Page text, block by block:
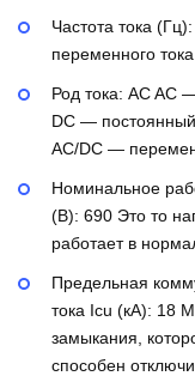
Частота тока (Гц):
переменного
Род тока: ACAC
DC — постоянный
AC/DC —
Номинальное
(В): 690 Это то
работает в
Предельная
тока Icu (кА): 18
замыкания,
способен